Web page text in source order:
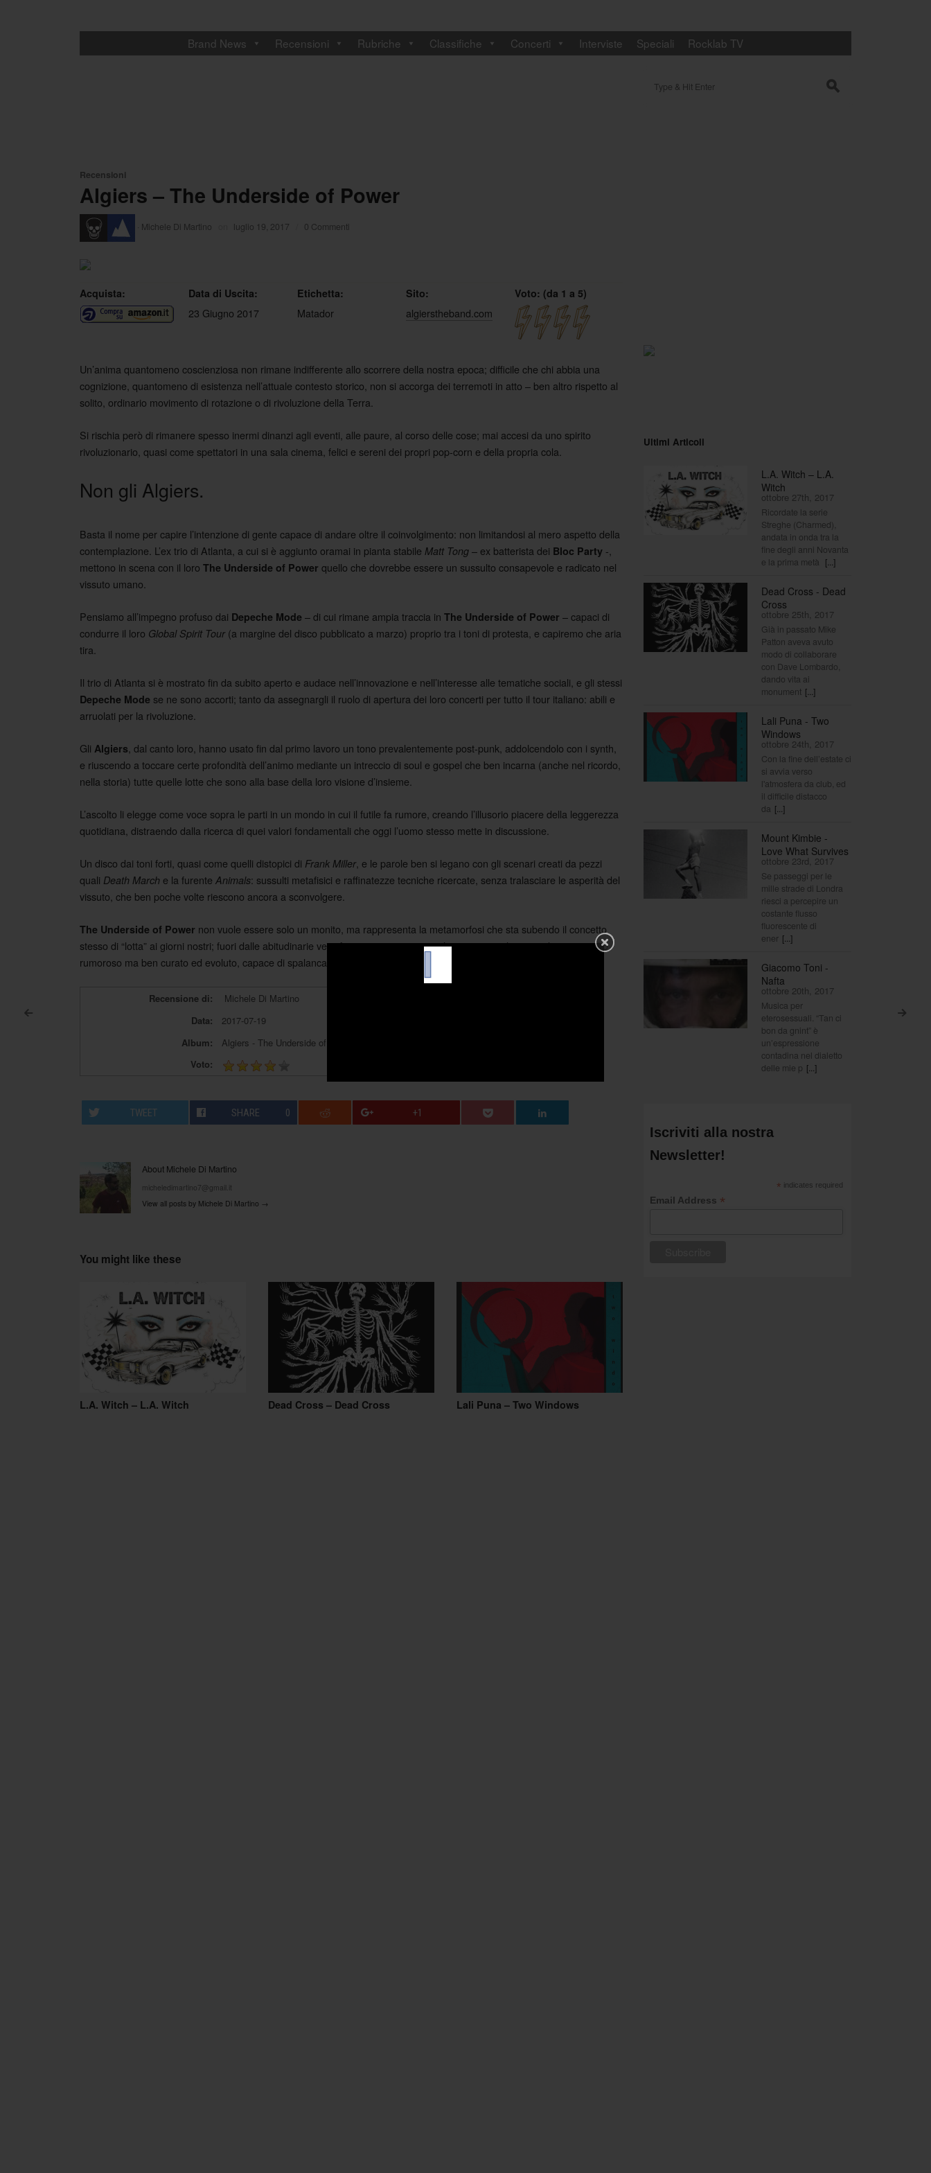
Brand News Recensioni Rubriche Classifiche Concerti Interviste Speciali Rocklab TV
Post navigation
< >
Recensioni
Algiers – The Underside of Power
Michele Di Martino luglio 19, 2017 0 Commenti
Acquista: Data di Uscita: Etichetta: Sito: Voto: (da 1 a 5)
23 Giugno 2017 Matador algierstheband.com
Un’anima quantomeno coscienziosa non rimane indifferente allo scorrere della nostra epoca; difficile che chi abbia una
cognizione, quantomeno di esistenza nell’attuale contesto storico, non si accorga dei terremoti in atto – ben altro rispetto al
solito, ordinario movimento di rotazione o di rivoluzione della Terra.
Si rischia però di rimanere spesso inermi dinanzi agli eventi, alle paure, al corso delle cose; mai accesi da uno spirito
rivoluzionario, quasi come spettatori in una sala cinema, felici e sereni dei propri pop-corn e della propria cola.
Non gli Algiers.
Basta il nome per capire l’intenzione di gente capace di andare oltre il coinvolgimento: non limitandosi al mero aspetto della
contemplazione. L’ex trio di Atlanta, a cui si è aggiunto oramai in pianta stabile Matt Tong – ex batterista dei Bloc Party -,
mettono in scena con il loro The Underside of Power quello che dovrebbe essere un sussulto consapevole e radicato nel
vissuto umano.
Pensiamo all’impegno profuso dai Depeche Mode – di cui rimane ampia traccia in The Underside of Power – capaci di
condurre il loro Global Spirit Tour (a margine del disco pubblicato a marzo) proprio tra i toni di protesta, e capiremo che aria
tira.
Il trio di Atlanta si è mostrato fin da subito aperto e audace nell’innovazione e nell’interesse alle tematiche sociali, e gli stessi
Depeche Mode se ne sono accorti; tanto da assegnargli il ruolo di apertura dei loro concerti per tutto il tour italiano: abili e
arruolati per la rivoluzione.
Gli Algiers , dal canto loro, hanno usato fin dal primo lavoro un tono prevalentemente post-punk, addolcendolo con i synth,
e riuscendo a toccare certe profondità dell’animo mediante un intreccio di soul e gospel che ben incarna (anche nel ricordo,
nella storia) tutte quelle lotte che sono alla base della loro visione d’insieme.
L’ascolto li elegge come voce sopra le parti in un mondo in cui il futile fa rumore, creando l’illusorio piacere della leggerezza
quotidiana, distraendo dalla ricerca di quei valori fondamentali che oggi l’uomo stesso mette in discussione.
Un disco dai toni forti, quasi come quelli distopici di Frank Miller , e le parole ben si legano con gli scenari creati da pezzi
quali Death March e la furente Animals: sussulti metafisici e raffinatezze tecniche ricercate, senza tralasciare le asperità del
vissuto, che ben poche volte riescono ancora a sconvolgere.
The Underside of Power non vuole essere solo un monito, ma rappresenta la metamorfosi che sta subendo il concetto
stesso di “lotta” ai giorni nostri; fuori dalle abitudinarie vesti facinorose, torna in quel genio musicale, creando un sussulto
rumoroso ma ben curato ed evoluto, capace di spalancare occhi e mente.
Recensione di:
Michele Di Martino
Data:
2017-07-19
Album:
Algiers - The Underside of Power
Voto:
TWEET SHARE 0 +1
About Michele Di Martino
micheledimartino7@gmail.it
View all posts by Michele Di Martino →
You might like these
L.A. Witch – L.A. Witch Dead Cross – Dead Cross Lali Puna – Two Windows
s
Ultimi Articoli
L.A. Witch – L.A.
Witch
ottobre 27th, 2017
Ricordate la serie
Streghe (Charmed),
andata in onda tra la
fine degli anni Novanta
e la prima metà [...]
Dead Cross - Dead
Cross
ottobre 25th, 2017
Già in passato Mike
Patton aveva avuto
modo di collaborare
con Dave Lombardo,
dando vita ai
monument [...]
Lali Puna - Two
Windows
ottobre 24th, 2017
Con la fine dell’estate ci
si avvia verso
l'atmosfera da club, ed
il difficile distacco
da [...]
Mount Kimbie -
Love What Survives
ottobre 23rd, 2017
Se passeggi per le
mille strade di Londra
riesci a percepire un
costante flusso
fluorescente di
ener [...]
Giacomo Toni -
Nafta
ottobre 20th, 2017
Musica per
eterosessuali. “Tan ci
bon da gnint” è
un’espressione
contadina nel dialetto
delle mie p [...]
Iscriviti alla nostra
Newsletter!
* indicates required
Email Address *